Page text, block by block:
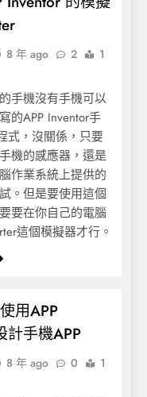
8 年 ago 2
1
手機沒有手機可以
的APP Inventor手
式，沒關係，只要
機的感應器，還是
作業系統上提供的
。但是要使用這個
要在你自己的電腦
這個模擬器才行。
用APP
計手機APP
8 年 ago 0
1